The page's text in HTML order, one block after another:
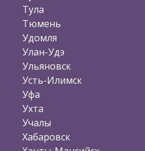
Тула
Тюмень
Удомля
Улан-Удэ
Ульяновск
Усть-Илимск
Уфа
Ухта
Учалы
Хабаровск